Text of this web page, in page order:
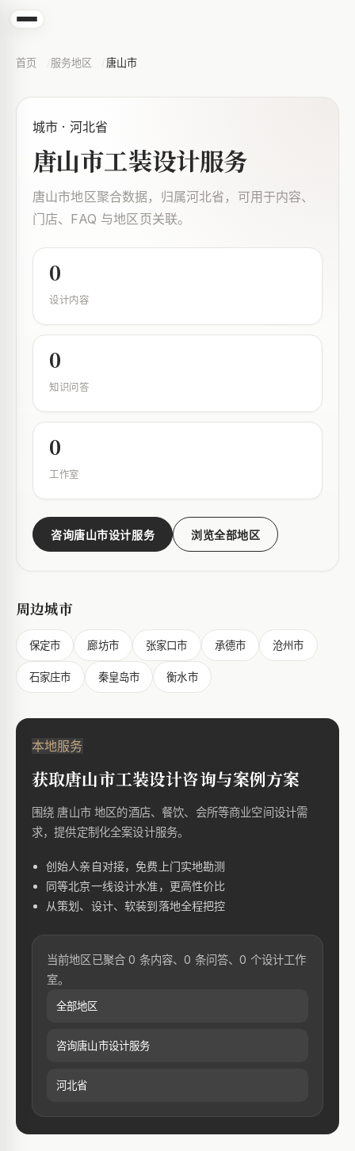
首页 服务地区 唐山市
城市 · 河北省
唐山市工装设计服务
唐山市地区聚合数据，归属河北省，可用于内容、
门店、FAQ 与地区页关联。
0
设计内容
0
知识问答
0
工作室
咨询唐山市设计服务 浏览全部地区
周边城市
保定市 廊坊市 张家口市 承德市 沧州市
石家庄市 秦皇岛市 衡水市
本地服务
获取唐山市工装设计咨询与案例方案
围绕 唐山市 地区的酒店、餐饮、会所等商业空间设计需
求，提供定制化全案设计服务。
创始人亲自对接，免费上门实地勘测
同等北京一线设计水准，更高性价比
从策划、设计、软装到落地全程把控
当前地区已聚合 0 条内容、0 条问答、0 个设计工作
室。
全部地区
咨询唐山市设计服务
河北省